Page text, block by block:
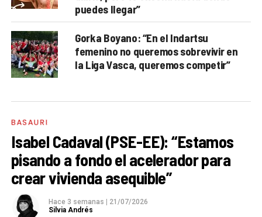
puedes llegar”
Gorka Boyano: “En el Indartsu
femenino no queremos sobrevivir en
la Liga Vasca, queremos competir”
BASAURI
Isabel Cadaval (PSE-EE): “Estamos
pisando a fondo el acelerador para
crear vivienda asequible”
Hace 3 semanas | 21/07/2026
Silvia Andrés